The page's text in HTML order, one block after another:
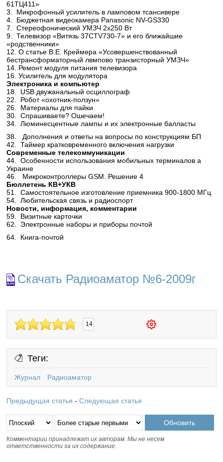
61ТЦ411»
3. Микрофонный усилитель в ламповом тсансивере
4. Бюджетная видеокамера Panasonic NV-GS330
7. Стереофонический УМЗЧ 2x250 Вт
9. Телевизор «Витязь 37CTV730-7» и его ближайшие
«родственники»
12. О статье В.Е. Креймера «Усовершенствованный
бестрансформаторный лвмпово транзисторный УМЗЧ»
14. Ремонт модуля питания телевизора
16. Усилитель для модулятора
Электроника и компьютер
18. USB двужанальный осциллограф
22. Робот «охотник-ползун»
26. Материалы для пайки
30. Спрашиваете? Ошечаем!
34. Люминесцентные лампы и их электронные балласты
38. Дополнения и ответы на вопросы по конструкциям БП
42. Таймер кратковременного включения нагрузки
Современные телекоммуникации
44. Особенности использования мобильных терминалов а
Украине
46. Микроконтроллеры GSM. Решение 4
Бюллетень КВ+УКВ
51. Самостоятельное изготовление приемника 900-1800 МГц
54. Любительская связь и радиоспорт
Новости, информация, комментарии
59. Визитные карточки
62. Электронные наборы и приборы почтой
64. Книга-почтой
Скачать Радиоаматор №6-2009г
14
Теги:
Журнал Радиоаматор
Предыдущая статья -Следующая статья
Комментарии принадлежат их авторам. Мы не несем
ответственности за их содержание.